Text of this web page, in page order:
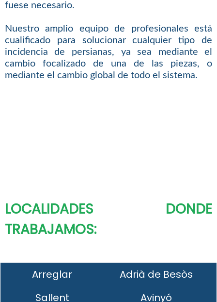
fuese necesario.
Nuestro amplio equipo de profesionales está
cualificado para solucionar cualquier tipo de
incidencia de persianas, ya sea mediante el
cambio focalizado de una de las piezas, o
mediante el cambio global de todo el sistema.
LOCALIDADES DONDE
TRABAJAMOS:
Arreglar
Adrià de Besòs
Sallent
Avinyó